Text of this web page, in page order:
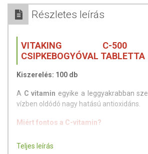
Részletes leírás
VITAKING C-
CSIPKEBOGYÓVAL TABLETTA
Kiszerelés: 100 db
A C vitamin egyike a leggyakrabban
vízben oldódó nagy hatású antioxidáns.
Miért fontos a C-vitamin?
Teljes leírás